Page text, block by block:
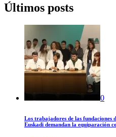
Últimos posts
0
Los trabajadores de las fundaciones
Euskadi demandan la equiparación